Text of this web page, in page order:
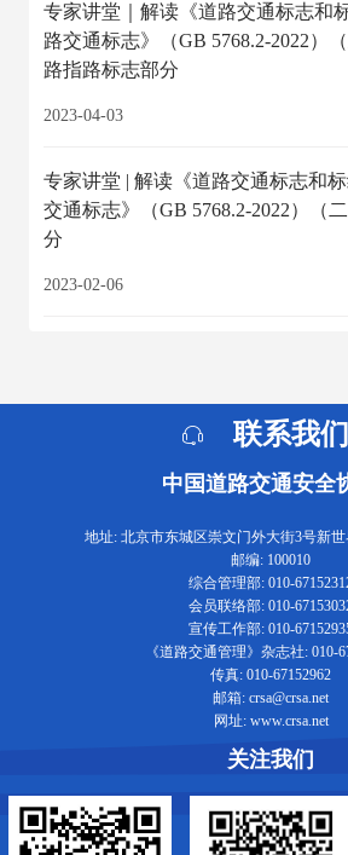
专家讲堂｜解读《道路交通标志和
路交通标志》（GB 5768.2-2022
路指路标志部分
2023-04-03
专家讲堂 | 解读《道路交通标志和
交通标志》（GB 5768.2-2022）（
分
2023-02-06
联系我们
中国道路交通安全
地址: 北京市东城区崇文门外大街3号新
邮编: 100010
综合管理部: 010-
会员联络部: 010-
宣传工作部: 010-
《道路交通管理》杂志社: 010-
传真: 010-67152962
邮箱: crsa@crsa.net
网址: www.crsa.net
关注我们